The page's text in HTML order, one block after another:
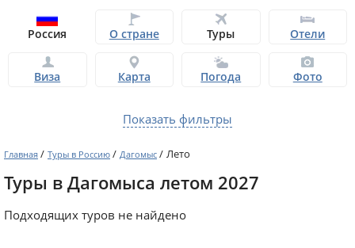
Россия О стране Туры Отели
Виза Карта Погода Фото
Показать фильтры
Главная / Туры в Россию / Дагомыс / Лето
Туры в Дагомыса летом 2027
Подходящих туров не найдено